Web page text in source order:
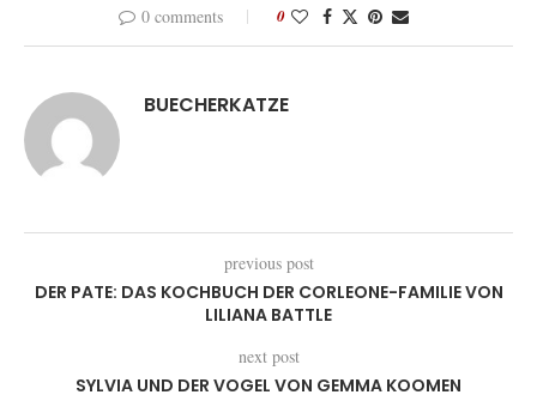
0 comments 0
BUECHERKATZE
previous post
DER PATE: DAS KOCHBUCH DER CORLEONE-FAMILIE VON
LILIANA BATTLE
next post
SYLVIA UND DER VOGEL VON GEMMA KOOMEN